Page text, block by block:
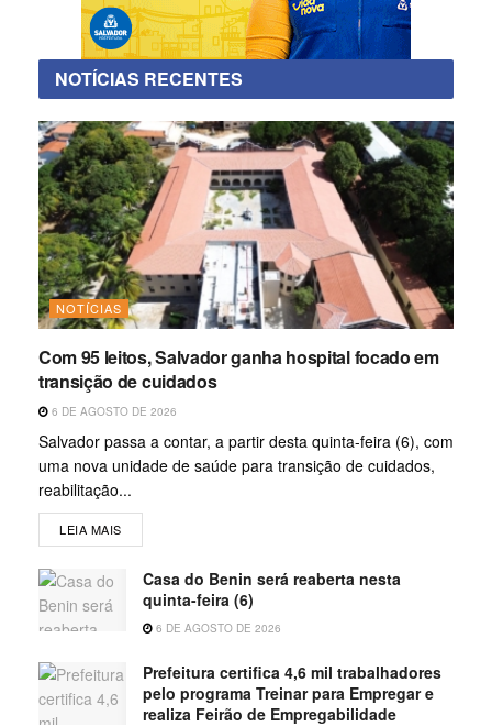
NOTÍCIAS RECENTES
NOTÍCIAS
Com 95 leitos, Salvador ganha hospital focado em
transição de cuidados
6 DE AGOSTO DE 2026
Salvador passa a contar, a partir desta quinta-feira (6), com
uma nova unidade de saúde para transição de cuidados,
reabilitação...
LEIA MAIS
Casa do Benin será reaberta nesta
quinta-feira (6)
6 DE AGOSTO DE 2026
Prefeitura certifica 4,6 mil trabalhadores
pelo programa Treinar para Empregar e
realiza Feirão de Empregabilidade